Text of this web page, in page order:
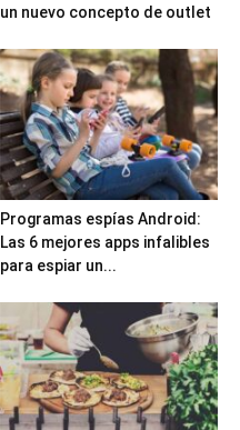
un nuevo concepto de outlet
Programas espías Android:
Las 6 mejores apps infalibles
para espiar un...